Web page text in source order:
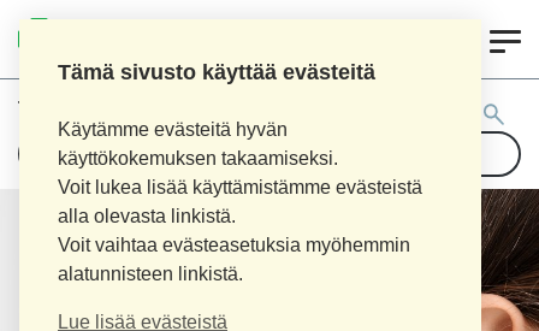
Tämä sivusto käyttää evästeitä
Käytämme evästeitä hyvän
käyttökokemuksen takaamiseksi.
Voit lukea lisää käyttämistämme evästeistä
alla olevasta linkistä.
Voit vaihtaa evästeasetuksia myöhemmin
alatunnisteen linkistä.
Lue lisää evästeistä
Tuotehaku: